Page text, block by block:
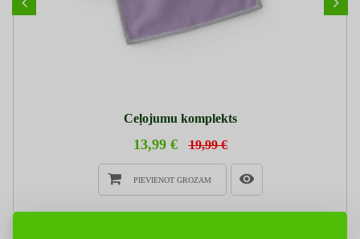
Ceļojumu komplekts
13,99 € 19,99 €
PIEVIENOT GROZAM